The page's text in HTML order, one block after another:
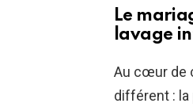
Le
lavage
Au cœur de
différent : la